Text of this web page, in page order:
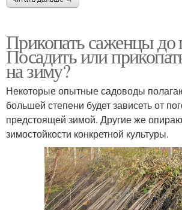
Прикопать саженцы до
Посадить или
на зиму?
Некоторые опытные садоводы
большей степени будет зависеть от
предстоящей зимой. Другие же
зимостойкости конкретной культуры.